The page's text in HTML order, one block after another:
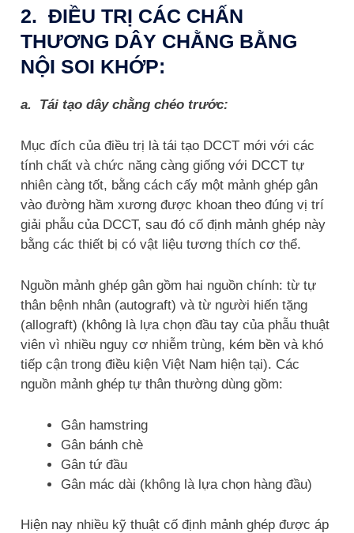
2. ĐIỀU TRỊ CÁC CHẤN
THƯƠNG DÂY CHẰNG BẰNG
NỘI SOI KHỚP:
a. Tái tạo dây chằng chéo trước:
Mục đích của điều trị là tái tạo DCCT mới với các
tính chất và chức năng càng giống với DCCT tự
nhiên càng tốt, bằng cách cấy một mảnh ghép gân
vào đường hầm xương được khoan theo đúng vị trí
giải phẫu của DCCT, sau đó cố định mảnh ghép này
bằng các thiết bị có vật liệu tương thích cơ thể.
Nguồn mảnh ghép gân gồm hai nguồn chính: từ tự
thân bệnh nhân (autograft) và từ người hiến tặng
(allograft) (không là lựa chọn đầu tay của phẫu thuật
viên vì nhiều nguy cơ nhiễm trùng, kém bền và khó
tiếp cận trong điều kiện Việt Nam hiện tại). Các
nguồn mảnh ghép tự thân thường dùng gồm:
Gân hamstring
Gân bánh chè
Gân tứ đầu
Gân mác dài (không là lựa chọn hàng đầu)
Hiện nay nhiều kỹ thuật cố định mảnh ghép được áp